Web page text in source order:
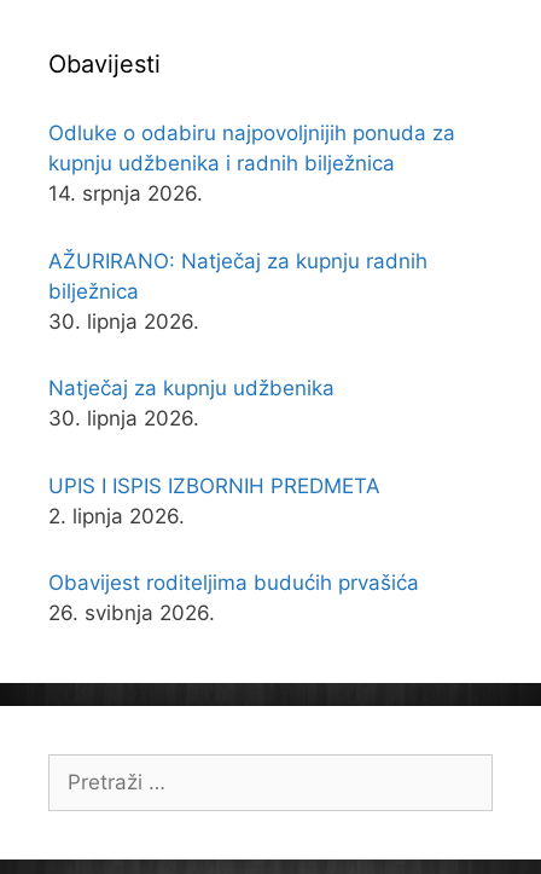
Obavijesti
Odluke o odabiru najpovoljnijih ponuda za
kupnju udžbenika i radnih bilježnica
14. srpnja 2026.
AŽURIRANO: Natječaj za kupnju radnih
bilježnica
30. lipnja 2026.
Natječaj za kupnju udžbenika
30. lipnja 2026.
UPIS I ISPIS IZBORNIH PREDMETA
2. lipnja 2026.
Obavijest roditeljima budućih prvašića
26. svibnja 2026.
Pretraži: